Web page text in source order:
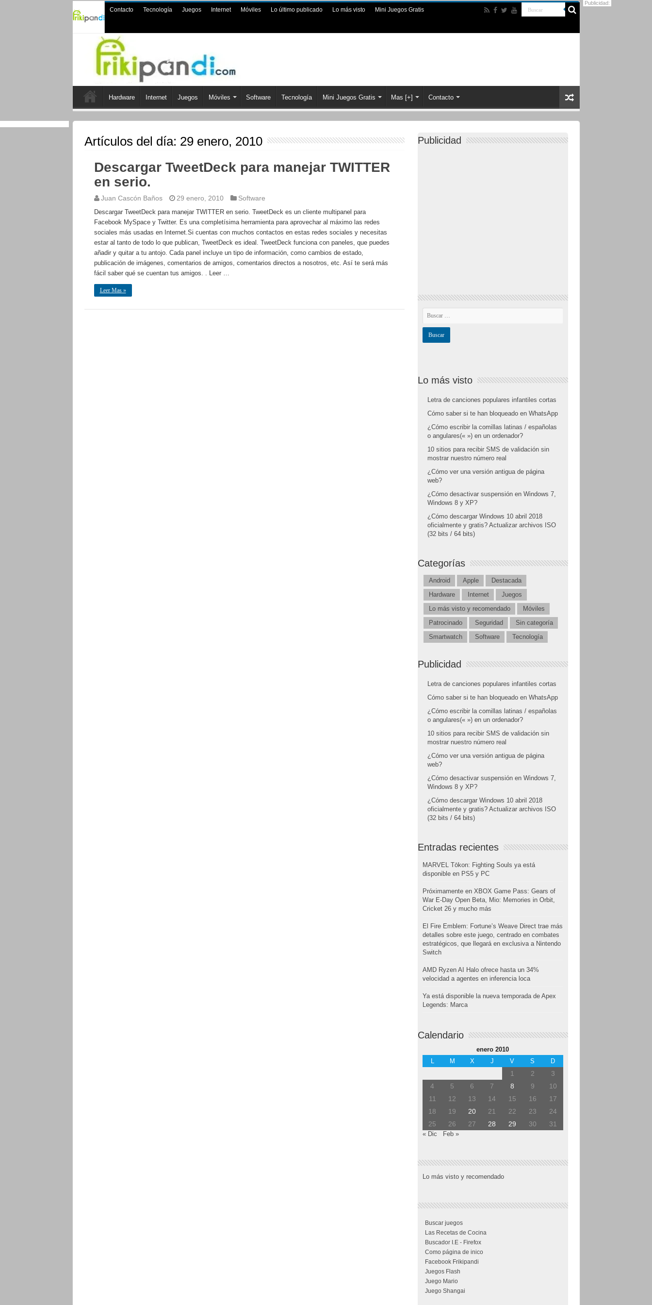
Contacto Tecnología Juegos Internet Móviles Lo último publicado Lo más visto Mini Juegos Gratis
Hardware Internet Juegos Móviles Software Tecnología Mini Juegos Gratis Mas [+] Contacto
Artículos del día: 29 enero, 2010
Descargar TweetDeck para manejar TWITTER
en serio.
Juan Cascón Baños 29 enero, 2010 Software
Descargar TweetDeck para manejar TWITTER en serio. TweetDeck es un cliente multipanel para
Facebook MySpace y Twitter. Es una completísima herramienta para aprovechar al máximo las redes
sociales más usadas en Internet.Si cuentas con muchos contactos en estas redes sociales y necesitas
estar al tanto de todo lo que publican, TweetDeck es ideal. TweetDeck funciona con paneles, que puedes
añadir y quitar a tu antojo. Cada panel incluye un tipo de información, como cambios de estado,
publicación de imágenes, comentarios de amigos, comentarios directos a nosotros, etc. Así te será más
fácil saber qué se cuentan tus amigos. . Leer …
Leer Mas »
Publicidad
Lo más visto
Letra de canciones populares infantiles cortas
Cómo saber si te han bloqueado en WhatsApp
¿Cómo escribir la comillas latinas / españolas
o angulares(« ») en un ordenador?
10 sitios para recibir SMS de validación sin
mostrar nuestro número real
¿Cómo ver una versión antigua de página
web?
¿Cómo desactivar suspensión en Windows 7,
Windows 8 y XP?
¿Cómo descargar Windows 10 abril 2018
oficialmente y gratis? Actualizar archivos ISO
(32 bits / 64 bits)
Categorías
Android Apple
Destacada
Hardware
Internet
Juegos
Lo más visto y recomendado
Móviles
Patrocinado
Seguridad
Sin categoría
Smartwatch
Software Tecnología
Publicidad
Letra de canciones populares infantiles cortas
Cómo saber si te han bloqueado en WhatsApp
¿Cómo escribir la comillas latinas / españolas
o angulares(« ») en un ordenador?
10 sitios para recibir SMS de validación sin
mostrar nuestro número real
¿Cómo ver una versión antigua de página
web?
¿Cómo desactivar suspensión en Windows 7,
Windows 8 y XP?
¿Cómo descargar Windows 10 abril 2018
oficialmente y gratis? Actualizar archivos ISO
(32 bits / 64 bits)
Entradas recientes
MARVEL Tōkon: Fighting Souls ya está
disponible en PS5 y PC
Próximamente en XBOX Game Pass: Gears of
War E-Day Open Beta, Mio: Memories in Orbit,
Cricket 26 y mucho más
El Fire Emblem: Fortune’s Weave Direct trae más
detalles sobre este juego, centrado en combates
estratégicos, que llegará en exclusiva a Nintendo
Switch
AMD Ryzen AI Halo ofrece hasta un 34%
velocidad a agentes en inferencia loca
Ya está disponible la nueva temporada de Apex
Legends: Marca
Calendario
enero 2010
L
M X J V S D
1 2
3
4
5 6 7 8 9
10
11
12 13 14 15 16
17
18
19 20 21 22 23
24
25
26 27 28 29 30 31
« Dic Feb »
Lo más visto y recomendado
Buscar juegos
Las Recetas de Cocina
Buscador I.E - Firefox
Como página de inico
Facebook Frikipandi
Juegos Flash
Juego Mario
Juego Shangai
Publicidad: